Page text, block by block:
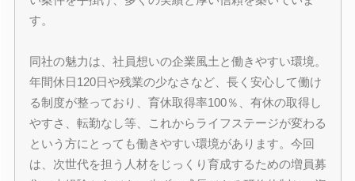
す。
同社の魅力は、社員想いの企業風土と働きやすい環境。
年間休日120日や残業の少なさなど、長く安心して働け
る制度が整っており、育休取得率100％、有休の取得し
やすさ、転勤なし等、これからライフステージが変わる
という方にとっても働きやすい環境があります。今回
は、次世代を担う人材をじっくり育成するための増員募